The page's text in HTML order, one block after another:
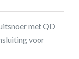
met QD
voor